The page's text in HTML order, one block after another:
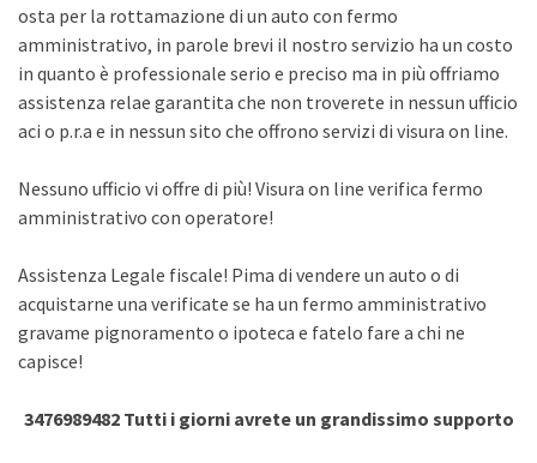
osta per la rottamazione di un auto con fermo
amministrativo, in parole brevi il nostro servizio ha un costo
in quanto è professionale serio e preciso ma in più offriamo
assistenza relae garantita che non troverete in nessun ufficio
aci o p.r.a e in nessun sito che offrono servizi di visura on line.
Nessuno ufficio vi offre di più! Visura on line verifica fermo
amministrativo con operatore!
Assistenza Legale fiscale! Pima di vendere un auto o di
acquistarne una verificate se ha un fermo amministrativo
gravame pignoramento o ipoteca e fatelo fare a chi ne
capisce!
3476989482 Tutti i giorni avrete un grandissimo supporto